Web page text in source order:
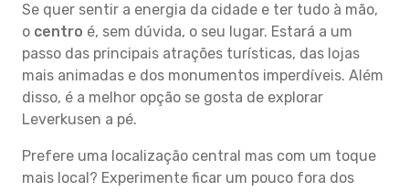
Se quer sentir a energia da cidade e ter tudo à mão,
o centro é, sem dúvida, o seu lugar. Estará a um
passo das principais atrações turísticas, das lojas
mais animadas e dos monumentos imperdíveis. Além
disso, é a melhor opção se gosta de explorar
Leverkusen a pé.
Prefere uma localização central mas com um toque
mais local? Experimente ficar um pouco fora dos